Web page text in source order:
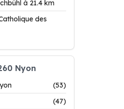
à 21.4 km
des
Nyon
(53)
(47)